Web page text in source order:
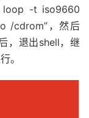
loop -t iso9660
/cdrom”，然后
，退出shell，继
。